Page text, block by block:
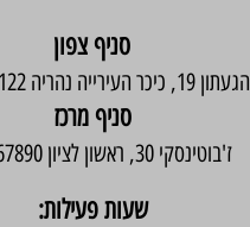
סניף צפון
הגעתון 19, כיכר העירייה נהריה 04-9922122
סניף מרכז
ז'בוטינסקי 30, ראשון לציון 03-9667890
:שעות פעילות